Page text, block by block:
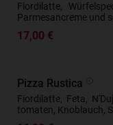
Fiordilatte,
Parmesancreme und
17,00 €
Pizza Rustica
Fiordilatte, Feta,
tomaten, Knoblauch,